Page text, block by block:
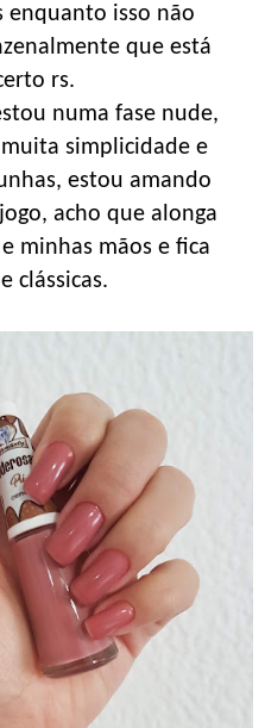
enquanto isso não
que está
rs.
numa fase nude,
simplicidade e
estou amando
acho que alonga
minhas mãos e fica
clássicas.